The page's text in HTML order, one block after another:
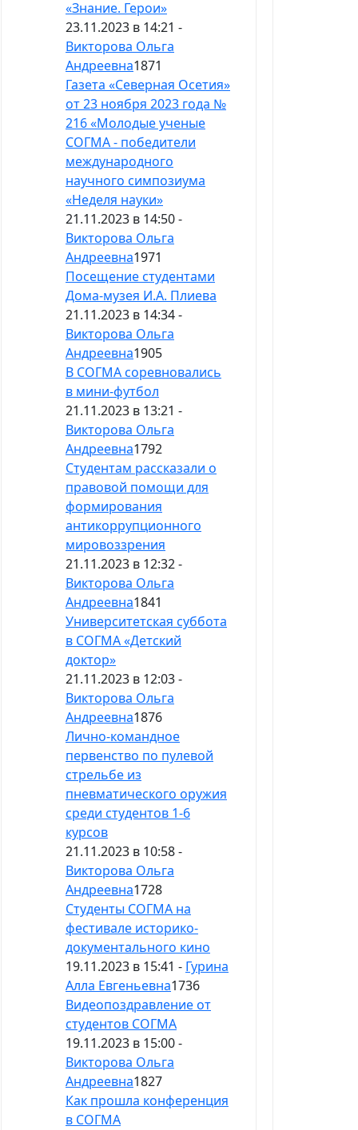
«Знание. Герои»
23.11.2023 в 14:21 -
Викторова Ольга
Андреевна1871
Газета «Северная Осетия»
от 23 ноября 2023 года №
216 «Молодые ученые
СОГМА - победители
международного
научного симпозиума
«Неделя науки»
21.11.2023 в 14:50 -
Викторова Ольга
Андреевна1971
Посещение студентами
Дома-музея И.А. Плиева
21.11.2023 в 14:34 -
Викторова Ольга
Андреевна1905
В СОГМА соревновались
в мини-футбол
21.11.2023 в 13:21 -
Викторова Ольга
Андреевна1792
Студентам рассказали о
правовой помощи для
формирования
антикоррупционного
мировоззрения
21.11.2023 в 12:32 -
Викторова Ольга
Андреевна1841
Университетская суббота
в СОГМА «Детский
доктор»
21.11.2023 в 12:03 -
Викторова Ольга
Андреевна1876
Лично-командное
первенство по пулевой
стрельбе из
пневматического оружия
среди студентов 1-6
курсов
21.11.2023 в 10:58 -
Викторова Ольга
Андреевна1728
Студенты СОГМА на
фестивале историко-
документального кино
19.11.2023 в 15:41 - Гурина
Алла Евгеньевна1736
Видеопоздравление от
студентов СОГМА
19.11.2023 в 15:00 -
Викторова Ольга
Андреевна1827
Как прошла конференция
в СОГМА